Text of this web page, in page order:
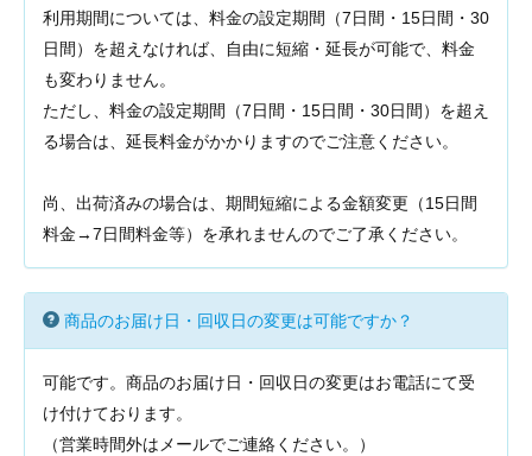
利用期間については、料金の設定期間（7日間・15日間・30
日間）を超えなければ、自由に短縮・延長が可能で、料金
も変わりません。
ただし、料金の設定期間（7日間・15日間・30日間）を超え
る場合は、延長料金がかかりますのでご注意ください。
尚、出荷済みの場合は、期間短縮による金額変更（15日間
料金→7日間料金等）を承れませんのでご了承ください。
商品のお届け日・回収日の変更は可能ですか？
可能です。商品のお届け日・回収日の変更はお電話にて受
け付けております。
（営業時間外はメールでご連絡ください。）